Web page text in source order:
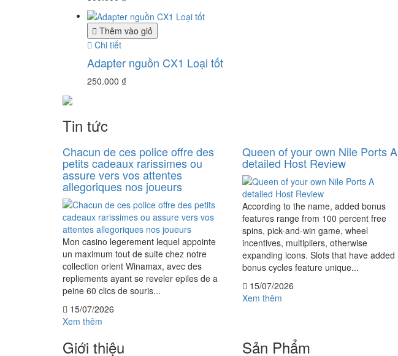
Thêm vào giỏ
Chi tiết
Adapter nguồn CX1 Loại tốt
250.000 ₫
Tin tức
Chacun de ces police offre des
petits cadeaux rarissimes ou
assure vers vos attentes
allegoriques nos joueurs
Mon casino legerement lequel appointe
un maximum tout de suite chez notre
collection orient Winamax, avec des
repliements ayant se reveler epiles de a
peine 60 clics de souris...
15/07/2026
Xem thêm
Queen of your own Nile Ports A
detailed Host Review
According to the name, added bonus
features range from 100 percent free
spins, pick-and-win game, wheel
incentives, multipliers, otherwise
expanding icons. Slots that have added
bonus cycles feature unique...
15/07/2026
Xem thêm
Giới thiệu Sản Phẩm